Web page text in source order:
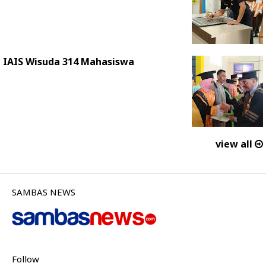
IAIS Wisuda 314 Mahasiswa
view all
SAMBAS NEWS
Follow